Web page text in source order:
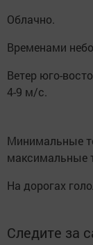
Облачно.
Временами
Ветер юго-
4-9 м/с.
Минимальные
максимальные
На дорогах
Следите за